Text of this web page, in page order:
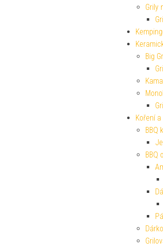
Grily
Big
Koření
BBQ
BBQ